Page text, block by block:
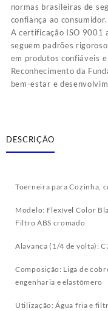
normas brasileiras de
confiança ao consumidor.
A certificação ISO 9001
seguem padrões
em produtos confiáveis
Reconhecimento da
bem-estar e
DESCRIÇÃO
Toerneira para Cozinha,
Modelo: Flexível Color
Filtro ABS cromado
Alavanca (1/4 de volta):
Composição: Liga de
engenharia e elastômero
Utilização: Água fria e